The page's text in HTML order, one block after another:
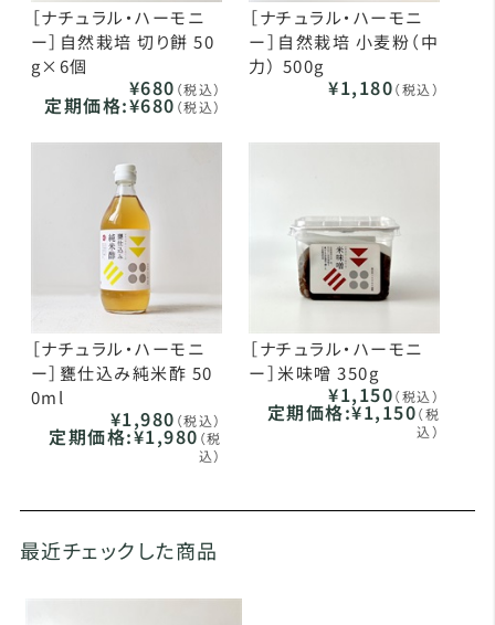
［ナチュラル・ハーモニ
ー］自然栽培 切り餅 50
g×6個
¥680 （税込）
定期価格:¥680 （税込）
［ナチュラル・ハーモニ
ー］自然栽培 小麦粉（中
力） 500g
¥1,180（税込）
［ナチュラル・ハーモニ
ー］甕仕込み純米酢 50
0ml
¥1,980 （税込）
定期価格:¥1,980 （税
込）
［ナチュラル・ハーモニ
ー］米味噌 350g
¥1,150（税込）
定期価格:¥1,150（税
込）
最近チェックした商品